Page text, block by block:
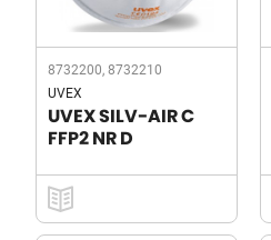
8732200, 8732210
UVEX
UVEX SILV-AIR C
FFP2 NR D